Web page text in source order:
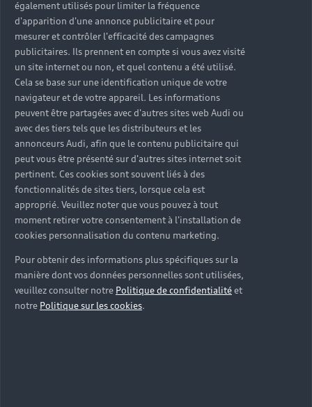
également utilisés pour limiter la fréquence
d'apparition d'une annonce publicitaire et pour
mesurer et contrôler l'efficacité des campagnes
publicitaires. Ils prennent en compte si vous avez visité
un site internet ou non, et quel contenu a été utilisé.
Cela se base sur une identification unique de votre
navigateur et de votre appareil. Les informations
peuvent être partagées avec d'autres sites web Audi ou
avec des tiers tels que les distributeurs et les
annonceurs Audi, afin que le contenu publicitaire qui
peut vous être présenté sur d'autres sites internet soit
pertinent. Ces cookies sont souvent liés à des
fonctionnalités de sites tiers, lorsque cela est
approprié. Veuillez noter que vous pouvez à tout
moment retirer votre consentement à l'installation de
cookies personnalisation du contenu marketing.
Pour obtenir des informations plus spécifiques sur la
manière dont vos données personnelles sont utilisées,
veuillez consulter notre Politique de confidentialitéet
notre Politique sur les cookies.